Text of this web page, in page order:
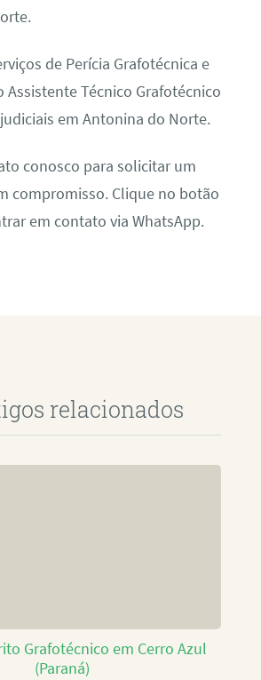
de Perícia Grafotécnica e
Assistente Técnico Grafotécnico
em Antonina do Norte.
conosco para solicitar um
compromisso. Clique no botão
em contato via WhatsApp.
relacionados
Grafotécnico em Cerro Azul
(Paraná)